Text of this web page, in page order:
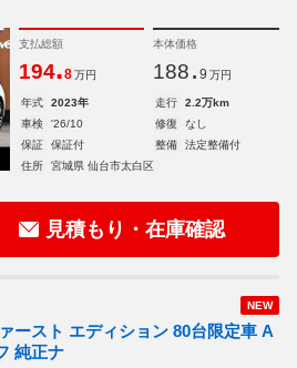
支払総額
194.8 万円
本体価格
188. 9 万円
年式 2023年 走行
2.2万km
車検
'26/10 修復
なし
保証
保証付 整備
法定整備付
住所
宮城県 仙台市太白区
見積もり・在庫確認
NEW
ースト エディション 80台限定車 A
純正ナ